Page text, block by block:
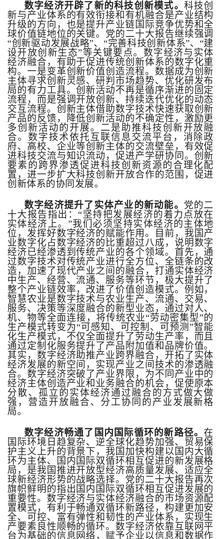
数字经济开辟了新的科技创新模式。 科技创
新与产业体系的有效衔接和有机融合是产业结构
升级的方向，也是提升产业链国际竞争优势和全
球价值链地位的关键。党的二十大报告继续强调
“创新驱动发展战略”、“完善科技创新体系”、“建
设开放创新生态”等关键要点。数字经济与实体
经济融合，有助于促进传统创新体系的数字化重
构。一是变革创新价值创造流程。数据成为创新
主体寻求创新灵感、研判市场趋势、优化研发布
局的有力工具。创新活动不再是循序渐进的固定
流程，而是强调开放创新、持续迭代优化的动态
交互流程。创新主体借助数字技术快速获取创新
产品的反馈，降低创新活动的不确定性，激励更
多创新活动的开展。二是助推科技创新开放融
合。数字技术依托互联信息交流平台，消除政
府、高校、企业等创新主体的交流壁垒，有效促
进科技交流与知识流动，促进产学研协同。创新
要素的跨界渗透促进科技创新资源的合理化配
置，进一步扩大科技创新开放合作的范围，促进
创新体系的协同发展。
数字经济提升了实体产业的新动能。 党的二
十大报告指出：“坚持把发展经济的着力点放在
实体经济上。”我们必须坚持实体经济的主体地
位，发挥好数字经济的赋能作用。目前，我国产
业数字化占数字经济的比重超过八成，说明数字
经济已经渗透到传统产业的各个领域。首先，通
过数字技术对传统产业进行全方位、全链条的改
造，加速了现代产业之间的融合，打通实体经济
中生产、经营、流通、服务等环节，极大提升了
整个产业链效率，改进了价值创造模式。例如，
智慧农业是数字技术与农业生产、流通、交易、
服务、决策等深度融合的新型业态，通过对人、
机、物等全面连接，将传统农业“劳动密集型”的
生产模式转变为“可感知、可控制、可预测”智能
化生产模式，不仅全面提升了劳动生产率，而且
通过定制化服务提升了产品附加值和品牌价值。
其实，数字经济助推产业跨界融合，开拓了实体
经济发展的新空间，实现产业之间技术的渗透融
合。数字经济突破了产业界限，为不同产业中的
经济主体创造产业和业务融合的机会，促使原本
分散、孤立的实体经济通过融合的方式做大做
强，营造开放融合、分工协同的产业发展新格
局。
数字经济畅通了国内国际循环的新路径。在
国际环境日趋复杂、逆全球化趋势加强、贸易保
护主义上升的背景下，我国加快构建以国内大循
环为主体、国内国际双循环相互促进的新发展格
局，是我国推进开放型经济高质量发展、适应全
球新经济形势的战略选择。党的二十大报告再次
旗帜鲜明的指出国内国际双循环相互促进发展的
重要性。数字经济与实体经济融合的市场资源配
置模式，有利于畅通双循环新路径，构建更加安
全、可控、富有弹性和韧性的产业体系，实现生
产要素良性顺畅的循环。数字经济依靠互联网平
台为基础的信息网络，赋予企业以信息和数据作